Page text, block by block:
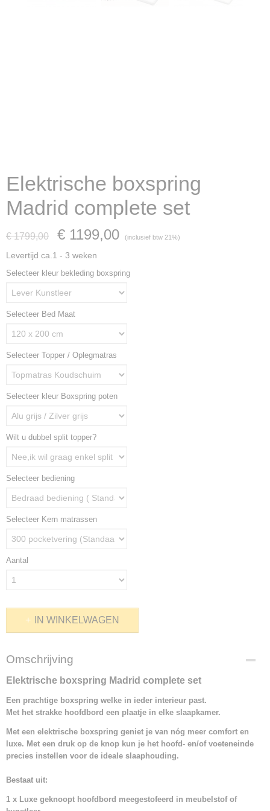
Elektrische boxspring
Madrid complete set
€ 1799,00 € 1199,00 (inclusief btw 21%)
Levertijd ca.1 - 3 weken
Selecteer kleur bekleding boxspring
Selecteer Bed Maat
Selecteer Topper / Oplegmatras
Selecteer kleur Boxspring poten
Wilt u dubbel split topper?
Selecteer bediening
Selecteer Kern matrassen
Aantal
IN WINKELWAGEN
Omschrijving
Elektrische boxspring Madrid complete set
Een prachtige boxspring welke in ieder interieur past.
Met het strakke hoofdbord een plaatje in elke slaapkamer.
Met een elektrische boxspring geniet je van nóg meer comfort en
luxe. Met een druk op de knop kun je het hoofd- en/of voeteneinde
precies instellen voor de ideale slaaphouding.
Bestaat uit:
1 x Luxe geknoopt hoofdbord meegestofeerd in meubelstof of